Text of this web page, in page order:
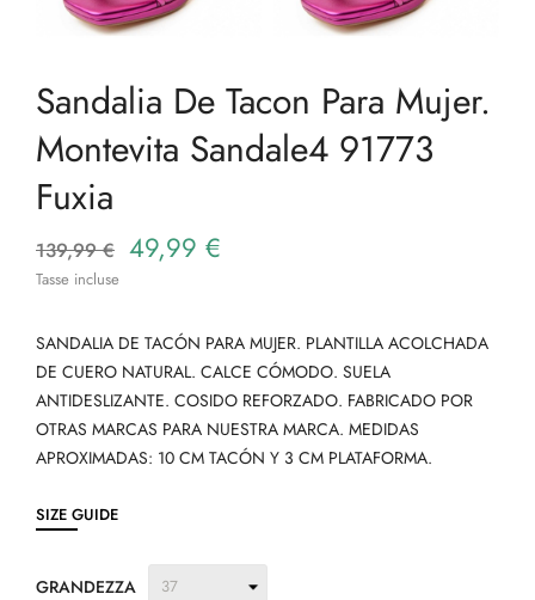
Sandalia De Tacon Para Mujer.
Montevita Sandale4 91773
Fuxia
139,99 € 49,99 €
Tasse incluse
SANDALIA DE TACÓN PARA MUJER. PLANTILLA ACOLCHADA
DE CUERO NATURAL. CALCE CÓMODO. SUELA
ANTIDESLIZANTE. COSIDO REFORZADO. FABRICADO POR
OTRAS MARCAS PARA NUESTRA MARCA. MEDIDAS
APROXIMADAS: 10 CM TACÓN Y 3 CM PLATAFORMA.
SIZE GUIDE
GRANDEZZA